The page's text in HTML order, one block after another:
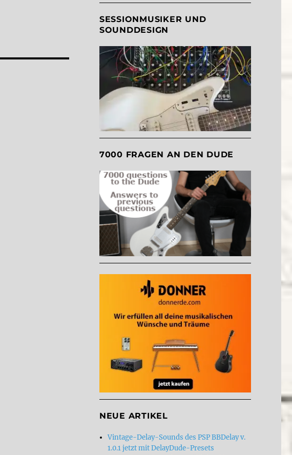
SESSIONMUSIKER UND
SOUNDDESIGN
7000 FRAGEN AN DEN DUDE
NEUE ARTIKEL
Vintage-Delay-Sounds des PSP BBDelay v.
1.0.1 jetzt mit DelayDude-Presets